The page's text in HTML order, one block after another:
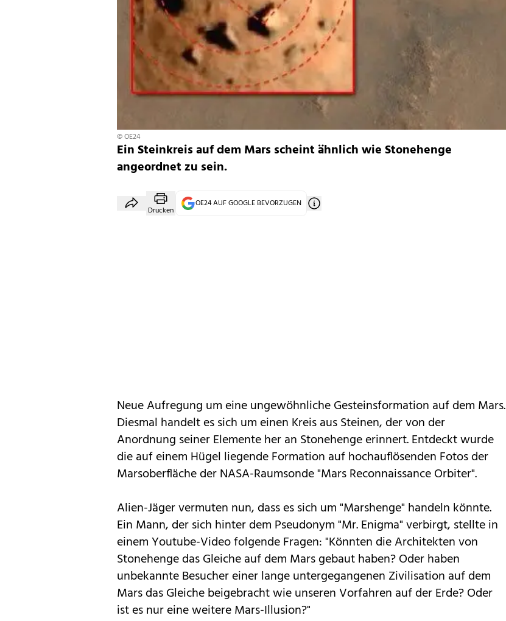
© OE24
Ein Steinkreis auf dem Mars scheint ähnlich wie Stonehenge
angeordnet zu sein.
Drucken
OE24 AUF GOOGLE BEVORZUGEN
Neue Aufregung um eine ungewöhnliche Gesteinsformation auf dem Mars.
Diesmal handelt es sich um einen Kreis aus Steinen, der von der
Anordnung seiner Elemente her an Stonehenge erinnert. Entdeckt wurde
die auf einem Hügel liegende Formation auf hochauflösenden Fotos der
Marsoberfläche der NASA-Raumsonde "Mars Reconnaissance Orbiter".
Alien-Jäger vermuten nun, dass es sich um "Marshenge" handeln könnte.
Ein Mann, der sich hinter dem Pseudonym "Mr. Enigma" verbirgt, stellte in
einem Youtube-Video folgende Fragen: "Könnten die Architekten von
Stonehenge das Gleiche auf dem Mars gebaut haben? Oder haben
unbekannte Besucher einer lange untergegangenen Zivilisation auf dem
Mars das Gleiche beigebracht wie unseren Vorfahren auf der Erde? Oder
ist es nur eine weitere Mars-Illusion?"